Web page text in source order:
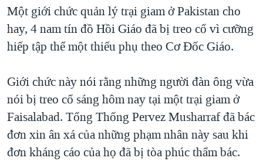
hướng
chính
Đi
"Tìm"
MỤC
TỰ DO BÁO CHÍ
VẠCH TRẦN TIN GIẢ
NGƯỜI VIỆT HẢI NGOẠI
ĐỜI SỐNG
KINH TẾ
KHOA HỌC
SỨC KHOẺ
CHUYÊN ĐỀ
CHIẾN TRANH THƯƠNG MẠI CỦA MỸ: QUÁ KHỨ VÀ HIỆN
HÀNH TRÌNH BẦU CỬ 2024
MỘT NĂM CHIẾN TRANH TẠI DẢI GAZA
GIẢI MÃ VÀNH ĐAI & CON ĐƯỜNG
NGÀY TỊ NẠN THẾ GIỚI
HỌC TIẾNG ANH
VIDEO
NGHE
MẠNG XÃ HỘI
Một giới chức quản lý trại giam ở Pakistan cho
hay, 4 nam tín đồ Hồi Giáo đã bị treo cổ vì cưỡng
hiếp tập thể một thiếu phụ theo Cơ Đốc Giáo.
Giới chức này nói rằng những người đàn ông vừa
nói bị treo cổ sáng hôm nay tại một trại giam ở
Faisalabad. Tổng Thống Pervez Musharraf đã bác
đơn xin ân xá của những phạm nhân này sau khi
đơn kháng cáo của họ đã bị tòa phúc thẩm bác.